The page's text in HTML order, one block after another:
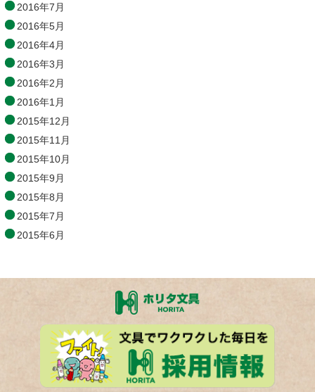
2016年7月
2016年5月
2016年4月
2016年3月
2016年2月
2016年1月
2015年12月
2015年11月
2015年10月
2015年9月
2015年8月
2015年7月
2015年6月